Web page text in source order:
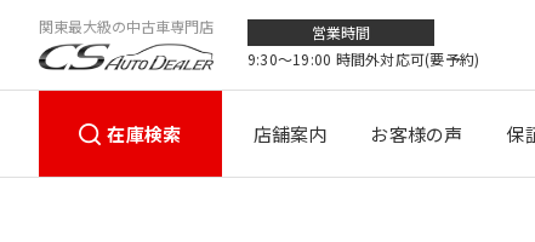
関東最大級の中古車専門店
営業時間
9:30〜19:00 時間外対応可(要予約)
在庫検索 店舗案内 お客様の声 保